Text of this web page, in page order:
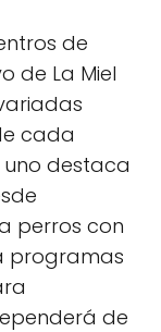
de
de La Miel
cada
destaca
perros con
programas
de